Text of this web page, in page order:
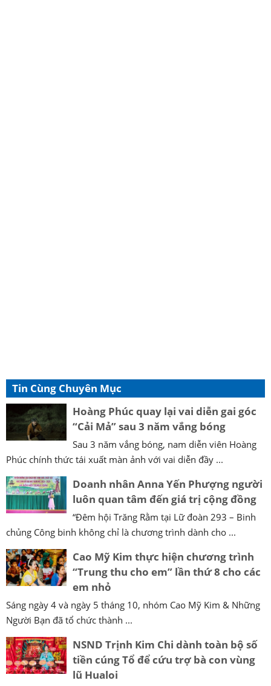
Tin Cùng Chuyên Mục
Hoàng Phúc quay lại vai diễn gai góc
“Cải Mả” sau 3 năm vắng bóng
Sau 3 năm vắng bóng, nam diễn viên Hoàng
Phúc chính thức tái xuất màn ảnh với vai diễn đầy ...
Doanh nhân Anna Yến Phượng người
luôn quan tâm đến giá trị cộng đồng
“Đêm hội Trăng Rằm tại Lữ đoàn 293 – Binh
chủng Công binh không chỉ là chương trình dành cho ...
Cao Mỹ Kim thực hiện chương trình
“Trung thu cho em” lần thứ 8 cho các
em nhỏ
Sáng ngày 4 và ngày 5 tháng 10, nhóm Cao Mỹ Kim & Những
Người Bạn đã tổ chức thành ...
NSND Trịnh Kim Chi dành toàn bộ số
tiền cúng Tổ để cứu trợ bà con vùng
lũ Hualoi